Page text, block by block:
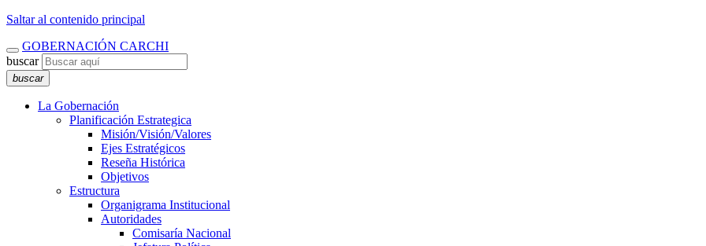
Saltar al contenido principal
GOBERNACIÓN CARCHI
buscar
buscar
La Gobernación
Planificación Estrategica
Misión/Visión/Valores
Ejes Estratégicos
Reseña Histórica
Objetivos
Estructura
Organigrama Institucional
Autoridades
Comisaría Nacional